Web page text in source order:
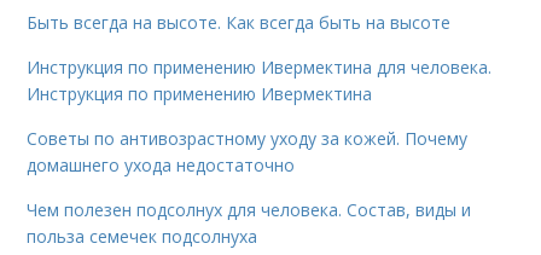
Быть всегда на высоте. Как всегда быть на высоте
Инструкция по применению Ивермектина для человека.
Инструкция по применению Ивермектина
Советы по антивозрастному уходу за кожей. Почему
домашнего ухода недостаточно
Чем полезен подсолнух для человека. Состав, виды и
польза семечек подсолнуха